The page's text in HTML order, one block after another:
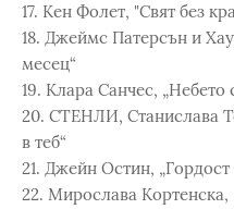
17. Кен Фолет, "Свят без
18. Джеймс Патерсън и
месец“
19. Клара Санчес, „Небето
20. СТЕНЛИ, Станислава
в теб“
21. Джейн Остин,
22. Мирослава Кортенска,